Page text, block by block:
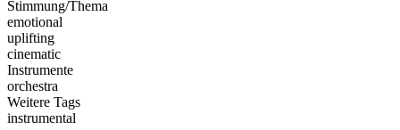
Stimmung/Thema
emotional
uplifting
cinematic
Instrumente
orchestra
Weitere Tags
instrumental